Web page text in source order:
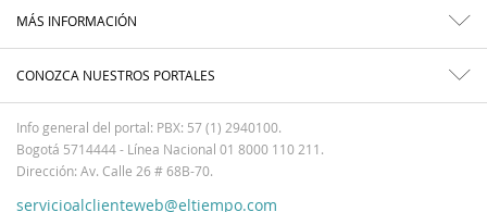
MÁS INFORMACIÓN
CONOZCA NUESTROS PORTALES
Info general del portal: PBX: 57 (1) 2940100.
Bogotá 5714444 - Línea Nacional 01 8000 110 211.
Dirección: Av. Calle 26 # 68B-70.
servicioalclienteweb@eltiempo.com